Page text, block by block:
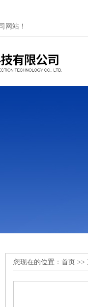
网站！
您现在的位置： 首页 >>